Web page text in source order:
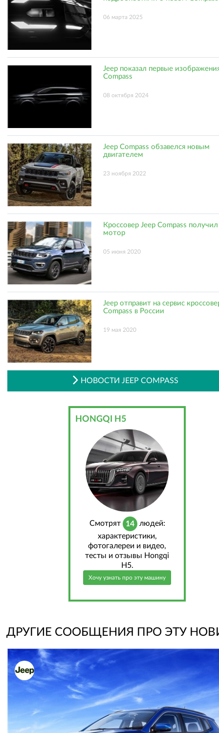
06 марта 2025
Jeep показал первые
Compass
08 октября 2024
Jeep Compass обзавелся новым
двигателем
23 ноября 2022
Кроссовер Jeep Compass
мотор
05 июня 2020
Jeep отправит на сервис
Compass в России
19 мая 2020
НОВОСТИ JEEP COMPASS
HONGQI H5
Cмотрят 14 людей:
характеристики,
фотогалереи и видео,
тесты и отзывы Hongqi
H5.
Хочу узнать про эту машину
ДРУГИЕ СООБЩЕНИЯ ПРО ЭТУ